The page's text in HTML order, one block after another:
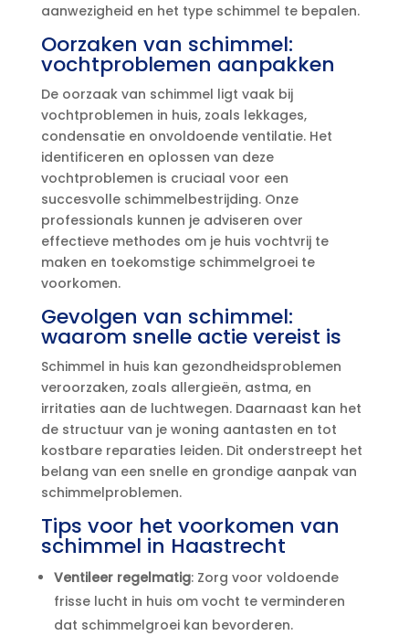
aanwezigheid en het type schimmel te bepalen.​
Oorzaken van schimmel:
vochtproblemen aanpakken
De oorzaak van schimmel ligt vaak bij
vochtproblemen in huis, zoals lekkages,
condensatie en onvoldoende ventilatie.​ Het
identificeren en oplossen van deze
vochtproblemen is cruciaal voor een
succesvolle schimmelbestrijding.​ Onze
professionals kunnen je adviseren over
effectieve methodes om je huis vochtvrij te
maken en toekomstige schimmelgroei te
voorkomen.​
Gevolgen van schimmel:
waarom snelle actie vereist is
Schimmel in huis kan gezondheidsproblemen
veroorzaken, zoals allergieën, astma, en
irritaties aan de luchtwegen.​ Daarnaast kan het
de structuur van je woning aantasten en tot
kostbare reparaties leiden.​ Dit onderstreept het
belang van een snelle en grondige aanpak van
schimmelproblemen.​
Tips voor het voorkomen van
schimmel in Haastrecht
Ventileer regelmatig: Zorg voor voldoende
frisse lucht in huis om vocht te verminderen
dat schimmelgroei kan bevorderen.​